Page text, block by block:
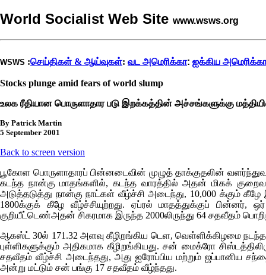
World Socialist Web Site www.wsws.org
WSWS :செய்திகள் & ஆய்வுகள்: வட அமெரிக்கா: ஐக்கிய
Stocks plunge amid fears of world slump
உலக ரீதியான பொருளாதார படு இறக்கத்தின் அச்சங்களுக்கு
By Patrick Martin
5 September 2001
Back to screen version
பூகோள பொருளாதாரப் பின்னடைவின் முழுத் தாக்குதலின்
கடந்த நான்கு மாதங்களில், கடந்த வாரத்தில் அதன் மிகக்
அடுத்தடுத்து நான்கு நாட்கள் வீழ்ச்சி அடைந்து, 10,000 க்கும்
1800க்குக் கீழே வீழ்ச்சியுற்றது. ஏப்ரல் மாதத்துக்குப்
குறியீட்டெண்அதன் சிகரமாக இருந்த 2000லிருந்து 64 சதவீதம்
ஆகஸ்ட் 30ல் 171.32 அளவு கீழிறங்கிய டெள, வெள்ளிக்கிழமை நடந்த
புள்ளிகளுக்கும் அதிகமாக கீழிறங்கியது. சன் மைக்ரோ
சதவீதம் வீழ்ச்சி அடைந்தது, அது ஐரோப்பிய மற்றும் ஜப்பானிய
அன்று மட்டும் சன் பங்கு 17 சதவீதம் வீழ்ந்தது.